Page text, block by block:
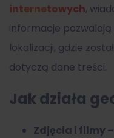
internetowych,
informacje pozwalają
lokalizacji, gdzie
dotyczą dane treści.
Jak działa
Zdjęcia i filmy –